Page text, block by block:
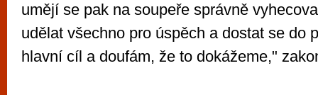
umějí se pak na soupeře správně
udělat všechno pro úspěch a dostat se do
hlavní cíl a doufám, že to dokážeme,"